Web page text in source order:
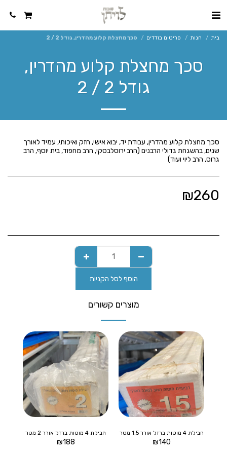
בית חנות פריטים בודדים סכך מחצלת קלוע מהדרין, גודל 2 / 2
סכך מחצלת קלוע מהדרין,
גודל 2 / 2
סכך מחצלת קלוע מהדרין, עבודת יד, יבוא אישי, חזק ואיכותי, עמיד לאורך
שנים, בהשגחת גדולי הרבנים (הרב ירוסלבסקי, הרב מחפוד, בית יוסף, הרב
גרוס, הרב ליוי ועוד)
₪260
הוסף לסל הקניות
מוצרים קשורים
חבילת 4 מוטות ברזל אורך 1.5 מטר
₪140
חבילת 4 מוטות ברזל אורך 2 מטר
₪188